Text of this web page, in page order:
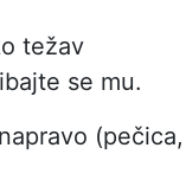
težav
se mu.